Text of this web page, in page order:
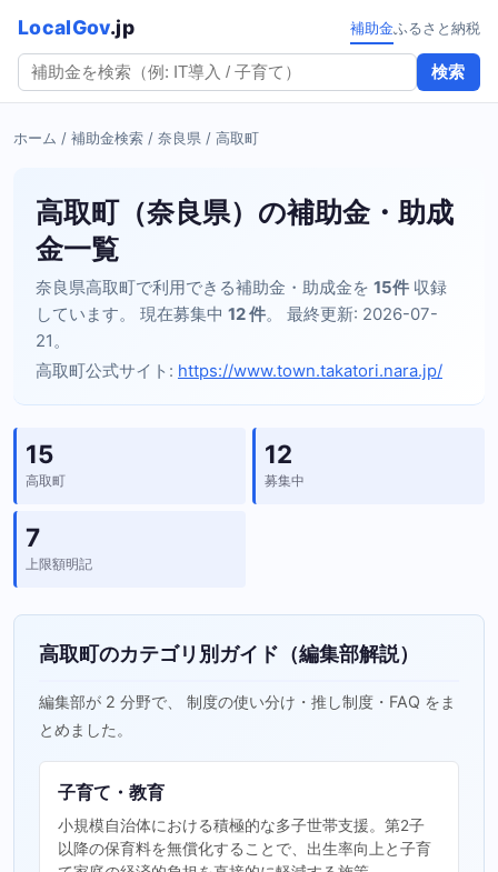
LocalGov.jp
検索
補助金ふるさと納税
ホーム / 補助金検索 / 奈良県 / 高取町
高取町（奈良県）の補助金・助成
金一覧
奈良県高取町で利用できる補助金・助成金を 15件 収録
しています。 現在募集中 12 件。 最終更新: 2026-07-
21。
高取町公式サイト: https://www.town.takatori.nara.jp/
15
高取町
12
募集中
7
上限額明記
高取町のカテゴリ別ガイド（編集部解説）
編集部が 2 分野で、 制度の使い分け・推し制度・FAQ をま
とめました。
子育て・教育
小規模自治体における積極的な多子世帯支援。第2子
以降の保育料を無償化することで、出生率向上と子育